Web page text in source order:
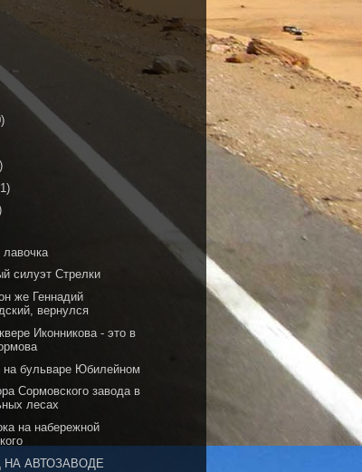
силуэт Стрелки
же Геннадий
вернулся
Иконникова - это в
на бульваре Юбилейном
Сормовского завода в
лесах
на набережной
НА АВТОЗАВОДЕ